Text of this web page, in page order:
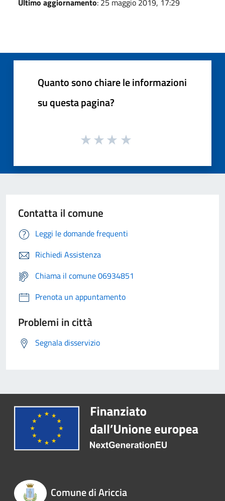
Quanto sono chiare le informazioni
su questa pagina?
Contatta il comune
Leggi le domande frequenti
Richiedi Assistenza
Chiama il comune 06934851
Prenota un appuntamento
Problemi in città
Segnala disservizio
Comune di Ariccia